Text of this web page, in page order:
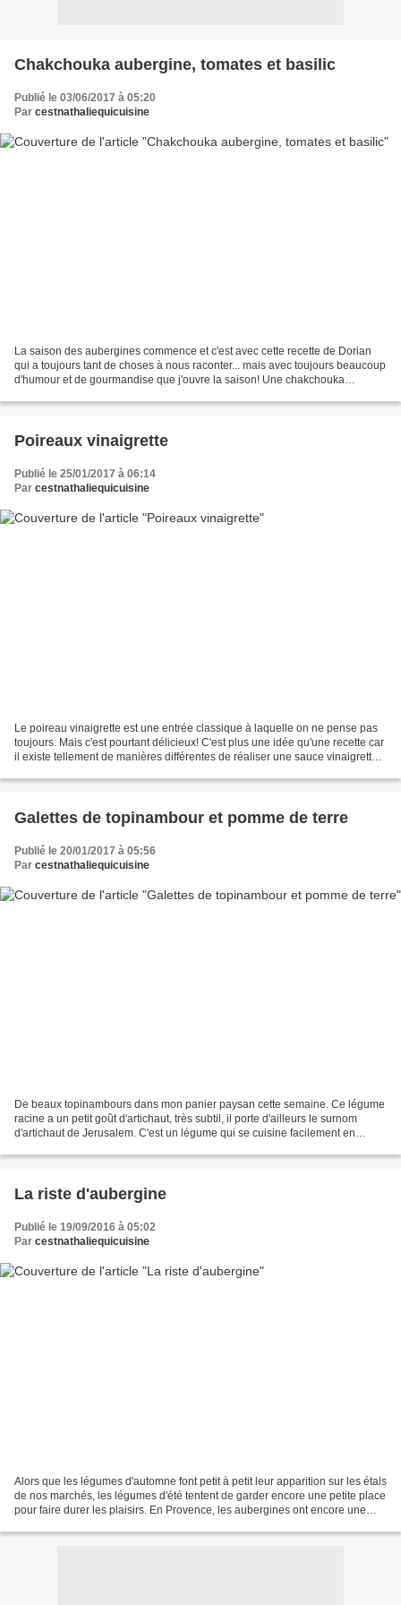
Chakchouka aubergine, tomates et basilic
Publié le 03/06/2017 à 05:20
Par cestnathaliequicuisine
La saison des aubergines commence et c'est avec cette recette de Dorian
qui a toujours tant de choses à nous raconter... mais avec toujours beaucoup
d'humour et de gourmandise que j'ouvre la saison! Une chakchouka
Poireaux vinaigrette
Publié le 25/01/2017 à 06:14
Par cestnathaliequicuisine
Le poireau vinaigrette est une entrée classique à laquelle on ne pense pas
toujours. Mais c'est pourtant délicieux! C'est plus une idée qu'une recette car
il existe tellement de manières différentes de réaliser une sauce vinaigrette
Galettes de topinambour et pomme de terre
Publié le 20/01/2017 à 05:56
Par cestnathaliequicuisine
De beaux topinambours dans mon panier paysan cette semaine. Ce légume
racine a un petit goût d'artichaut, très subtil, il porte d'ailleurs le surnom
d'artichaut de Jerusalem. C'est un légume qui se cuisine facilement en
La riste d'aubergine
Publié le 19/09/2016 à 05:02
Par cestnathaliequicuisine
Alors que les légumes d'automne font petit à petit leur apparition sur les étals
de nos marchés, les légumes d'été tentent de garder encore une petite place
pour faire durer les plaisirs. En Provence, les aubergines ont encore une